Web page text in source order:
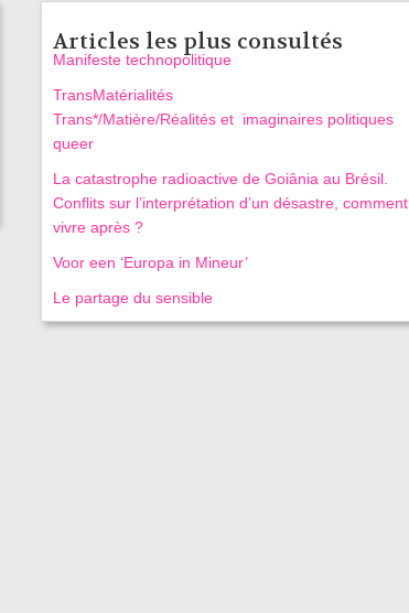
Articles les plus consultés
Manifeste technopolitique
TransMatérialités
Trans*/Matière/Réalités et imaginaires politiques
queer
La catastrophe radioactive de Goiânia au Brésil.
Conflits sur l’interprétation d’un désastre, comment
vivre après ?
Voor een ‘Europa in Mineur’
Le partage du sensible